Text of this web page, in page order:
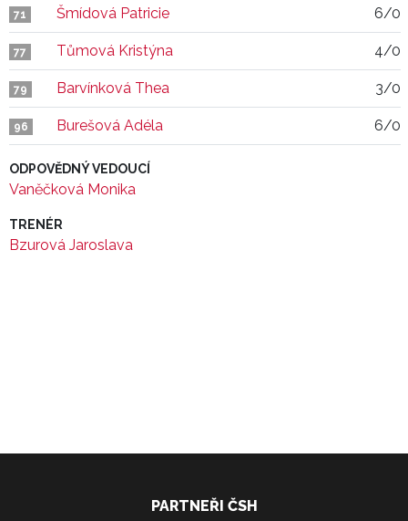
71 Šmídová Patricie 6/0
77 Tůmová Kristýna 4/0
79 Barvínková Thea 3/0
96 Burešová Adéla 6/0
ODPOVĚDNÝ VEDOUCÍ
Vaněčková Monika
TRENÉR
Bzurová Jaroslava
PARTNEŘI ČSH